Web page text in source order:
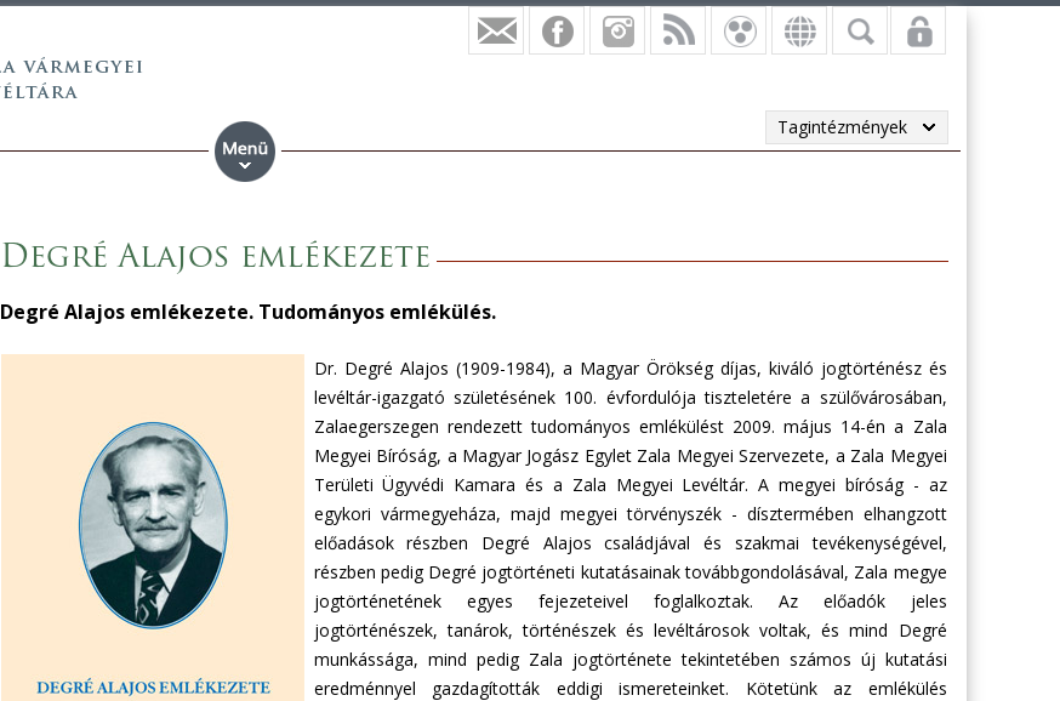
Tagintézmények
Degré Alajos emlékezete
Degré Alajos emlékezete. Tudományos emlékülés.
Dr. Degré Alajos (1909-1984), a Magyar Örökség díjas, kiváló jogtörténész és
levéltár-igazgató születésének 100. évfordulója tiszteletére a szülővárosában,
Zalaegerszegen rendezett tudományos emlékülést 2009. május 14-én a Zala
Megyei Bíróság, a Magyar Jogász Egylet Zala Megyei Szervezete, a Zala Megyei
Területi Ügyvédi Kamara és a Zala Megyei Levéltár. A megyei bíróság - az
egykori vármegyeháza, majd megyei törvényszék - dísztermében elhangzott
előadások részben Degré Alajos családjával és szakmai tevékenységével,
részben pedig Degré jogtörténeti kutatásainak továbbgondolásával, Zala megye
jogtörténetének egyes fejezeteivel foglalkoztak. Az előadók jeles
jogtörténészek, tanárok, történészek és levéltárosok voltak, és mind Degré
munkássága, mind pedig Zala jogtörténete tekintetében számos új kutatási
eredménnyel gazdagították eddigi ismereteinket. Kötetünk az emlékülés